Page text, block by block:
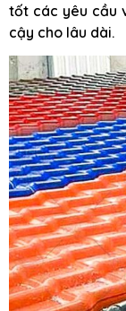
tốt các yêu cầu
cậy cho lâu dài.